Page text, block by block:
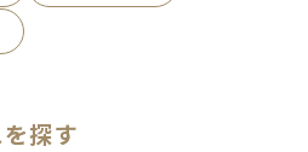
探す